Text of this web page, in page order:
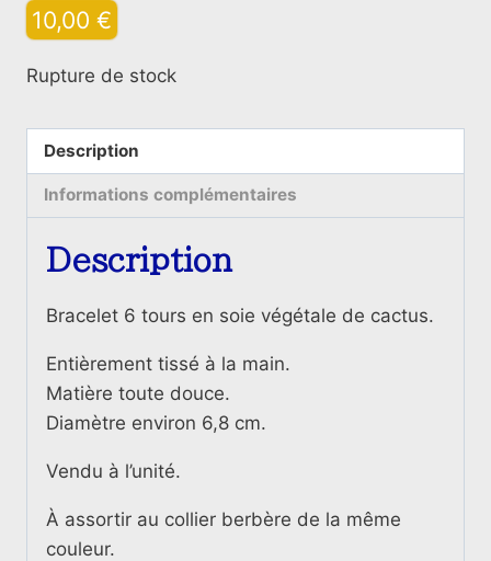
10,00 €
Rupture de stock
Description
Informations complémentaires
Description
Bracelet 6 tours en soie végétale de cactus.
Entièrement tissé à la main.
Matière toute douce.
Diamètre environ 6,8 cm.
Vendu à l’unité.
À assortir au collier berbère de la même
couleur.